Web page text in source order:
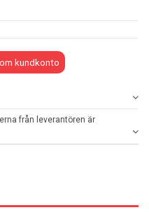
kundkonto
från leverantören är